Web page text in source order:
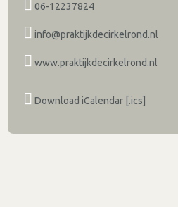
06-12237824
info@praktijkdecirkelrond.nl
www.praktijkdecirkelrond.nl
Download iCalendar [.ics]